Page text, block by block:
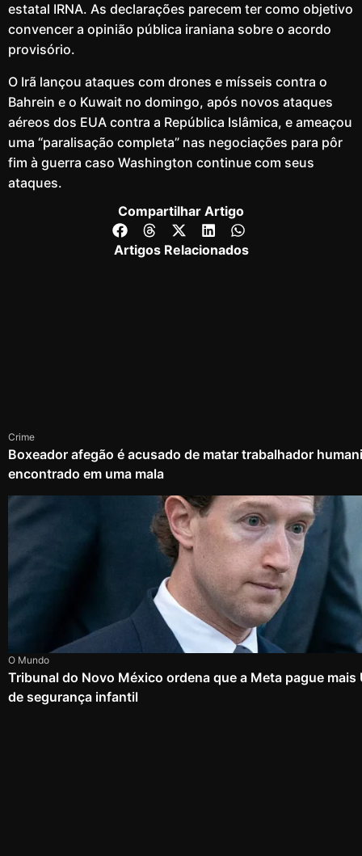
estatal IRNA. As declarações parecem ter como objetivo
convencer a opinião pública iraniana sobre o acordo
provisório.
O Irã lançou ataques com drones e mísseis contra o
Bahrein e o Kuwait no domingo, após novos ataques
aéreos dos EUA contra a República Islâmica, e ameaçou
uma “paralisação completa” nas negociações para pôr
fim à guerra caso Washington continue com seus
ataques.
Compartilhar Artigo
Artigos Relacionados
Crime
Boxeador afegão é acusado de matar trabalhador
encontrado em uma mala
O Mundo
Tribunal do Novo México ordena que a Meta pague mais
de segurança infantil